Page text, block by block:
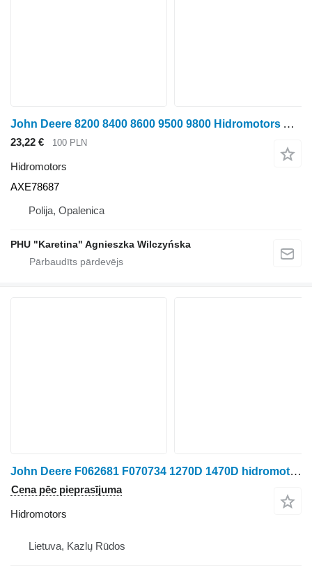
John Deere 8200 8400 8600 9500 9800 Hidromotors AXE78687 paredzēts John Deere 8200 ,8400, 8600, 9500, 9800 riteņtraktora
23,22 € 100 PLN
Hidromotors
AXE78687
Polija, Opalenica
PHU "Karetina" Agnieszka Wilczyńska
John Deere F062681 F070734 1270D 1470D hidromotors paredzēts riteņtraktora
Cena pēc pieprasījuma
Hidromotors
Lietuva, Kazlų Rūdos